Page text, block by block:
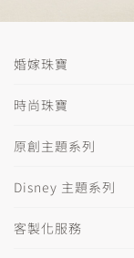
婚嫁珠寶
時尚珠寶
原創主題系列
Disney 主題系列
客製化服務